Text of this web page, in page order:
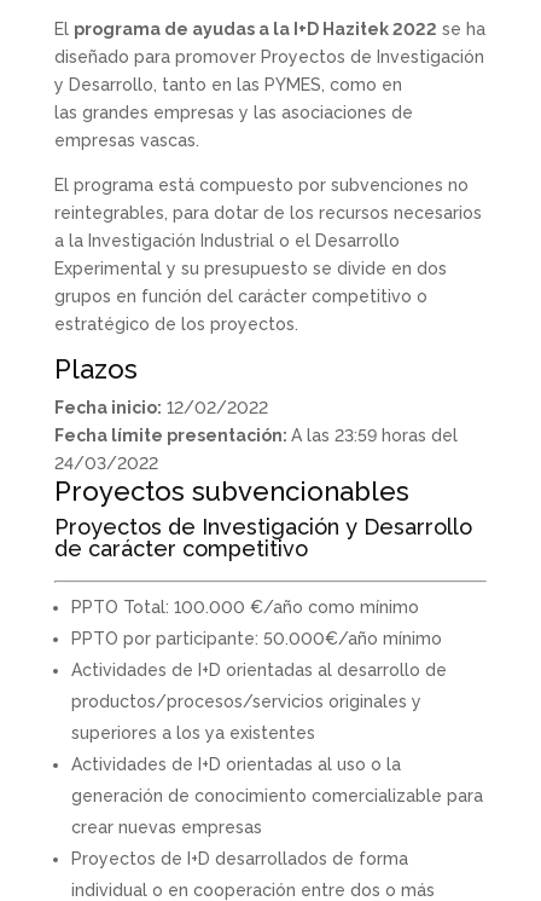
El programa de ayudas a la I+D Hazitek 2022 se ha
diseñado para promover Proyectos de Investigación
y Desarrollo, tanto en las PYMES, como en
las grandes empresas y las asociaciones de
empresas vascas.
El programa está compuesto por subvenciones no
reintegrables, para dotar de los recursos necesarios
a la Investigación Industrial o el Desarrollo
Experimental y su presupuesto se divide en dos
grupos en función del carácter competitivo o
estratégico de los proyectos.
Plazos
Fecha inicio: 12/02/2022
Fecha límite presentación: A las 23:59 horas del
24/03/2022
Proyectos subvencionables
Proyectos de Investigación y Desarrollo
de carácter competitivo
PPTO Total: 100.000 €/año como mínimo
PPTO por participante: 50.000€/año mínimo
Actividades de I+D orientadas al desarrollo de
productos/procesos/servicios originales y
superiores a los ya existentes
Actividades de I+D orientadas al uso o la
generación de conocimiento comercializable para
crear nuevas empresas
Proyectos de I+D desarrollados de forma
individual o en cooperación entre dos o más